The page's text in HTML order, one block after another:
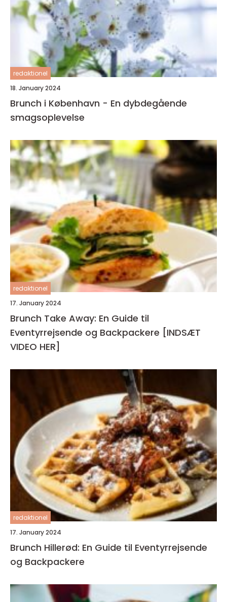
redaktionel
18. January 2024
Brunch i København - En dybdegående
smagsoplevelse
redaktionel
17. January 2024
Brunch Take Away: En Guide til
Eventyrrejsende og Backpackere [INDSÆT
VIDEO HER]
redaktionel
17. January 2024
Brunch Hillerød: En Guide til Eventyrrejsende
og Backpackere